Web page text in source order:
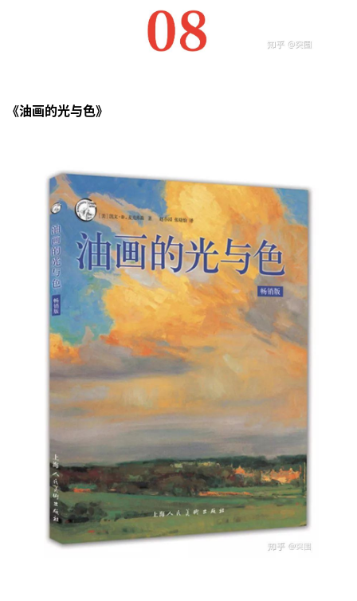
《油画的光与色》